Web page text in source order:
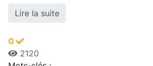
Lire la suite
0
2120